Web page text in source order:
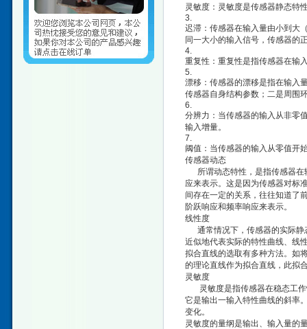
灵敏度：灵敏度是传感器静态特
3.
迟滞：传感器在输入量由小到大
同一大小的输入信号，传感器的
4.
重复性：重复性是指传感器在输
5.
漂移：传感器的漂移是指在输入
传感器自身结构参数；二是周围
6.
分辨力：当传感器的输入从非零
输入增量。
7.
阈值：当传感器的输入从零值开
传感器动态
所谓动态特性，是指传感器在
应来表示。这是因为传感器对标
间存在一定的关系，往往知道了
阶跃响应和频率响应来表示。
线性度
通常情况下，传感器的实际静
近似地代表实际的特性曲线、线
拟合直线的选取有多种方法。如
的理论直线作为拟合直线，此拟
灵敏度
灵敏度是指传感器在稳态工
它是输出一输入特性曲线的斜率
变化。
灵敏度的量纲是输出、输入量的